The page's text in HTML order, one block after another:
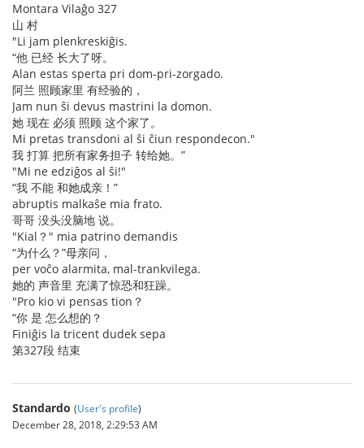
Montara Vilaĝo 327
山 村
"Li jam plenkreskiĝis.
“他 已经 长大了呀。
Alan estas sperta pri dom-pri-zorgado.
阿兰 照顾家里 有经验的，
Jam nun ŝi devus mastrini la domon.
她 现在 必须 照顾 这个家了。
Mi pretas transdoni al ŝi ĉiun respondecon."
我 打算 把所有家务担子 转给她。”
"Mi ne edziĝos al ŝi!"
“我 不能 和她成亲！”
abruptis malkaŝe mia frato.
哥哥 没头没脑地 说。
"Kial？" mia patrino demandis
“为什么？”母亲问，
per voĉo alarmita, mal-trankvilega.
她的 声音里 充满了惊恐和狂躁。
"Pro kio vi pensas tion？
“你 是 怎么想的？
Finiĝis la tricent dudek sepa
第327段 结束
Standardo (User's profile)
December 28, 2018, 2:29:53 AM